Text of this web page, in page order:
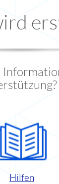
Hilfen